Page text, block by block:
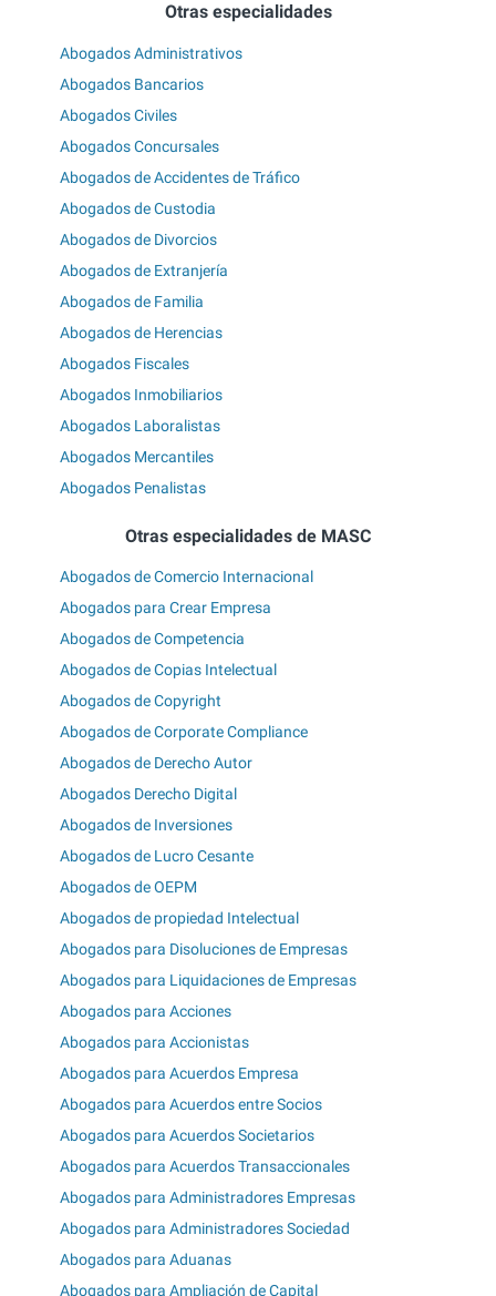
Otras especialidades
Abogados Administrativos
Abogados Bancarios
Abogados Civiles
Abogados Concursales
Abogados de Accidentes de Tráfico
Abogados de Custodia
Abogados de Divorcios
Abogados de Extranjería
Abogados de Familia
Abogados de Herencias
Abogados Fiscales
Abogados Inmobiliarios
Abogados Laboralistas
Abogados Mercantiles
Abogados Penalistas
Otras especialidades de MASC
Abogados de Comercio Internacional
Abogados para Crear Empresa
Abogados de Competencia
Abogados de Copias Intelectual
Abogados de Copyright
Abogados de Corporate Compliance
Abogados de Derecho Autor
Abogados Derecho Digital
Abogados de Inversiones
Abogados de Lucro Cesante
Abogados de OEPM
Abogados de propiedad Intelectual
Abogados para Disoluciones de Empresas
Abogados para Liquidaciones de Empresas
Abogados para Acciones
Abogados para Accionistas
Abogados para Acuerdos Empresa
Abogados para Acuerdos entre Socios
Abogados para Acuerdos Societarios
Abogados para Acuerdos Transaccionales
Abogados para Administradores Empresas
Abogados para Administradores Sociedad
Abogados para Aduanas
Abogados para Ampliación de Capital